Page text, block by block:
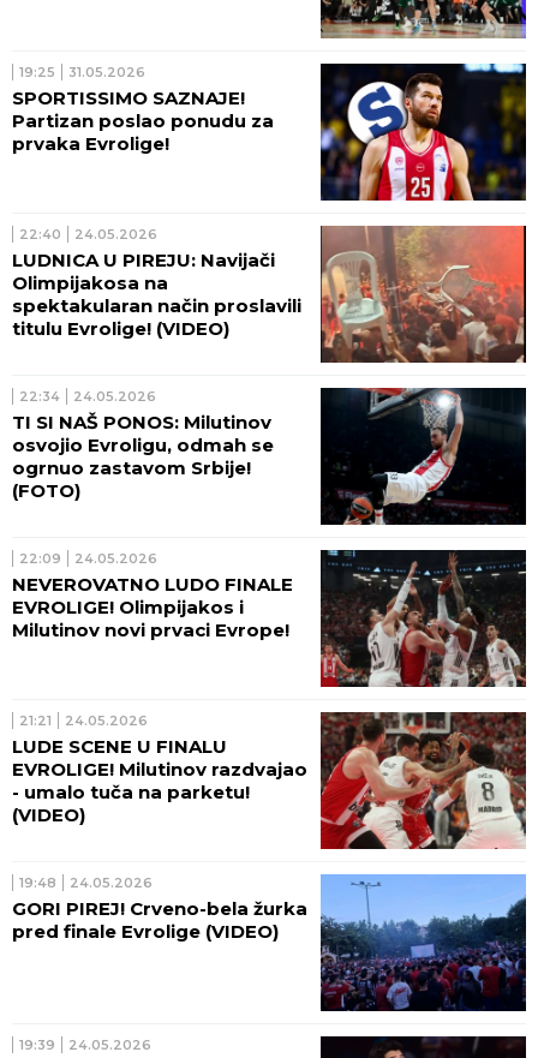
19:25 31.05.2026
SPORTISSIMO SAZNAJE!
Partizan poslao ponudu za
prvaka Evrolige!
22:40 24.05.2026
LUDNICA U PIREJU: Navijači
Olimpijakosa na
spektakularan način proslavili
titulu Evrolige! (VIDEO)
22:34 24.05.2026
TI SI NAŠ PONOS: Milutinov
osvojio Evroligu, odmah se
ogrnuo zastavom Srbije!
(FOTO)
22:09 24.05.2026
NEVEROVATNO LUDO FINALE
EVROLIGE! Olimpijakos i
Milutinov novi prvaci Evrope!
21:21 24.05.2026
LUDE SCENE U FINALU
EVROLIGE! Milutinov razdvajao
- umalo tuča na parketu!
(VIDEO)
19:48 24.05.2026
GORI PIREJ! Crveno-bela žurka
pred finale Evrolige (VIDEO)
19:39 24.05.2026